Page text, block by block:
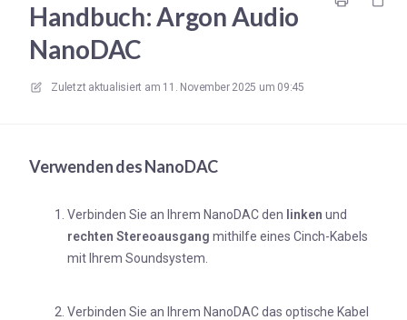
Handbuch: Argon Audio
NanoDAC
Zuletzt aktualisiert am 11. November 2025 um 09:45
Verwenden des NanoDAC
Verbinden Sie an Ihrem NanoDAC den linken und
rechten Stereoausgang mithilfe eines Cinch-Kabels
mit Ihrem Soundsystem.
Verbinden Sie an Ihrem NanoDAC das optische Kabel